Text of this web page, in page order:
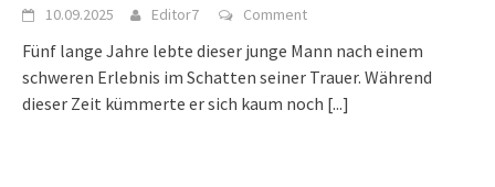
10.09.2025 Editor7 Comment
Fünf lange Jahre lebte dieser junge Mann nach einem
schweren Erlebnis im Schatten seiner Trauer. Während
dieser Zeit kümmerte er sich kaum noch [...]